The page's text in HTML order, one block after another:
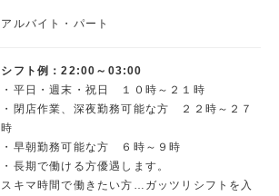
アルバイト・パート
シフト例：22:00～03:00
・平日・週末・祝日 １０時～２１時
・閉店作業、深夜勤務可能な方 ２２時～２７
時
・早朝勤務可能な方 ６時～９時
・長期で働ける方優遇します。
スキマ時間で働きたい方…ガッツリシフトを入